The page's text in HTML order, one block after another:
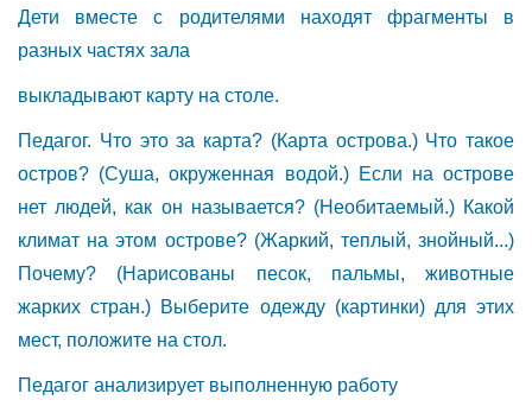
Дети вместе с родителями находят фрагменты в
разных частях зала
выкладывают карту на столе.
Педагог. Что это за карта? (Карта острова.) Что такое
остров? (Суша, окруженная водой.) Если на острове
нет людей, как он называется? (Необитаемый.) Какой
климат на этом острове? (Жаркий, теплый, знойный...)
Почему? (Нарисованы песок, пальмы, животные
жарких стран.) Выберите одежду (картинки) для этих
мест, положите на стол.
Педагог анализирует выполненную работу